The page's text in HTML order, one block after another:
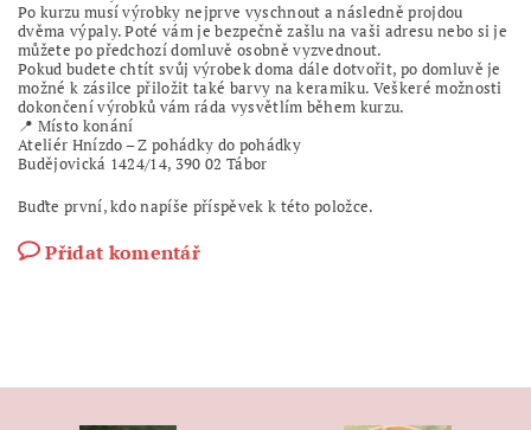
Po kurzu musí výrobky nejprve vyschnout a následně projdou
dvěma výpaly. Poté vám je bezpečně zašlu na vaši adresu nebo si je
můžete po předchozí domluvě osobně vyzvednout.
Pokud budete chtít svůj výrobek doma dále dotvořit, po domluvě je
možné k zásilce přiložit také barvy na keramiku. Veškeré možnosti
dokončení výrobků vám ráda vysvětlím během kurzu.
📍 Místo konání
Ateliér Hnízdo – Z pohádky do pohádky
Budějovická 1424/14, 390 02 Tábor
Buďte první, kdo napíše příspěvek k této položce.
Přidat komentář